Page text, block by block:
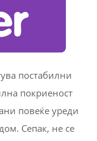
постабилни
покриеност
повеќе уреди
Сепак, не се